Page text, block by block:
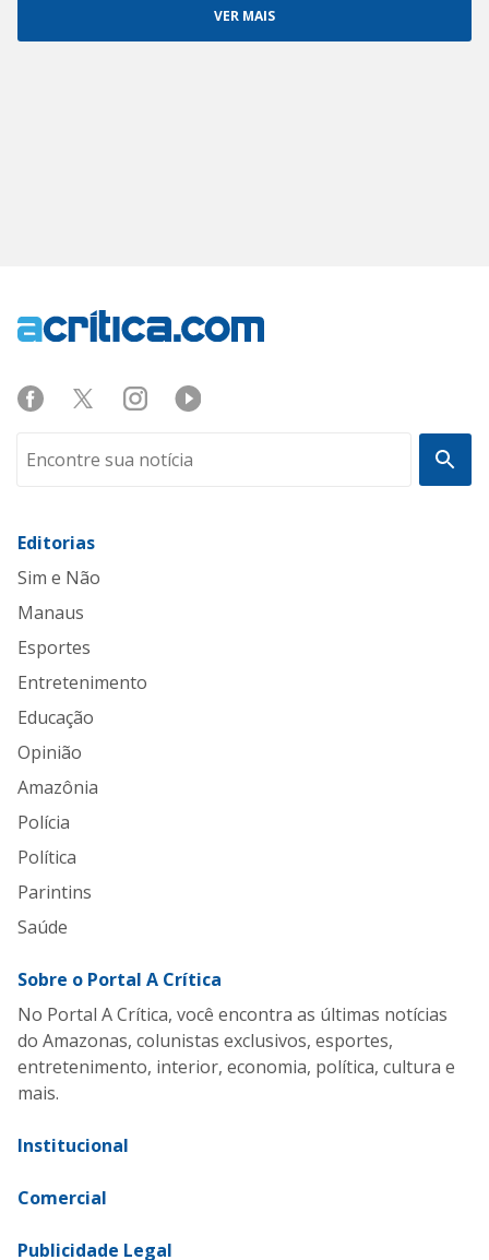
VER MAIS
Editorias
Sim e Não
Manaus
Esportes
Entretenimento
Educação
Opinião
Amazônia
Polícia
Política
Parintins
Saúde
Sobre o Portal A Crítica
No Portal A Crítica, você encontra as últimas notícias
do Amazonas, colunistas exclusivos, esportes,
entretenimento, interior, economia, política, cultura e
mais.
Institucional
Comercial
Publicidade Legal